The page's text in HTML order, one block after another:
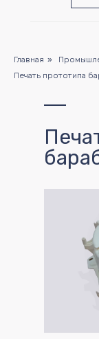
Главная »
Печать прототипа